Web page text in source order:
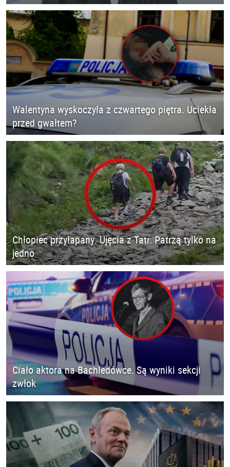
Walentyna wyskoczyła z czwartego piętra. Uciekła
przed gwałtem?
Chłopiec przyłapany. Ujęcia z Tatr. Patrzą tylko na
jedno
Ciało aktora na Bachledówce. Są wyniki sekcji
zwłok